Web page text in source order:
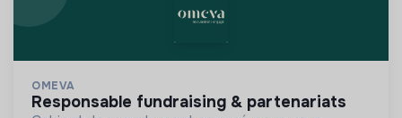
OMEVA
responsable fundraising & partenariats